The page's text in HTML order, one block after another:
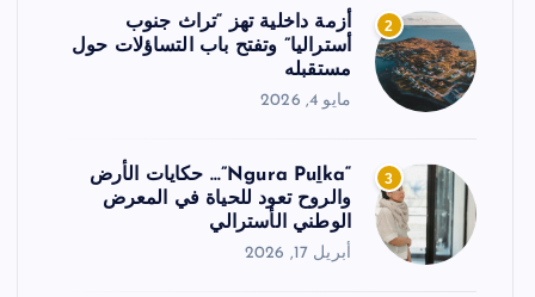
2
أزمة داخلية تهز “تراث جنوب
أستراليا” وتفتح باب التساؤلات حول
مستقبله
مايو 4, 2026
3
“Ngura Puḻka”… حكايات الأرض
والروح تعود للحياة في المعرض
الوطني الأسترالي
أبريل 17, 2026